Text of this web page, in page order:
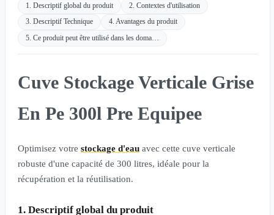
1. Descriptif global du produit
2. Contextes d'utilisation
3. Descriptif Technique
4. Avantages du produit
5. Ce produit peut être utilisé dans les doma…
Cuve Stockage Verticale Grise
En Pe 300l Pre Equipee
Optimisez votre stockage d'eau avec cette cuve verticale
robuste d'une capacité de 300 litres, idéale pour la
récupération et la réutilisation.
1. Descriptif global du produit